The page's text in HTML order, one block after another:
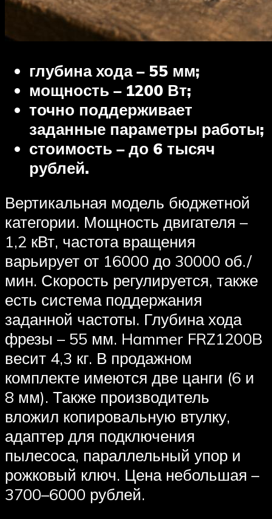
глубина хода – 55 мм;
мощность – 1200 Вт;
точно поддерживает
заданные параметры работы;
стоимость – до 6 тысяч
рублей.
Вертикальная модель бюджетной
категории. Мощность двигателя –
1,2 кВт, частота вращения
варьирует от 16000 до 30000 об./
мин. Скорость регулируется, также
есть система поддержания
заданной частоты. Глубина хода
фрезы – 55 мм. Hammer FRZ1200B
весит 4,3 кг. В продажном
комплекте имеются две цанги (6 и
8 мм). Также производитель
вложил копировальную втулку,
адаптер для подключения
пылесоса, параллельный упор и
рожковый ключ. Цена небольшая –
3700–6000 рублей.